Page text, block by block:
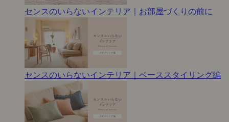
センスのいらないインテリア｜お部屋づくりの前に
センスのいらないインテリア｜ベーススタイリング編